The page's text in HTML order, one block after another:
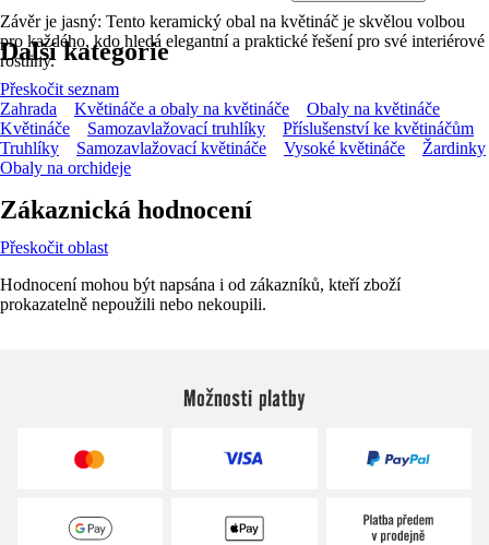
Závěr je jasný: Tento keramický obal na květináč je skvělou volbou
pro každého, kdo hledá elegantní a praktické řešení pro své interiérové
rostliny.
Další kategorie
Přeskočit seznam
Zahrada
Květináče a obaly na květináče
Obaly na květináče
Květináče
Samozavlažovací truhlíky
Příslušenství ke květináčům
Truhlíky
Samozavlažovací květináče Vysoké květináče
Žardinky
Obaly na orchideje
Zákaznická hodnocení
Přeskočit oblast
Hodnocení mohou být napsána i od zákazníků, kteří zboží
prokazatelně nepoužili nebo nekoupili.
Možnosti platby